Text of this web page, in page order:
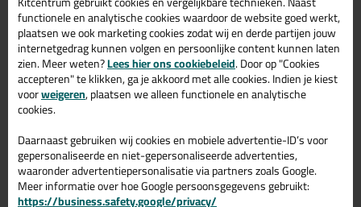
functionele en analytische cookies waardoor de website goed werkt,
plaatsen we ook marketing cookies zodat wij en derde partijen jouw
internetgedrag kunnen volgen en persoonlijke content kunnen laten
zien. Meer weten?Lees hier ons cookiebeleid. Door op "Cookies
accepteren" te klikken, ga je akkoord met alle cookies. Indien je kiest
voorweigeren, plaatsen we alleen functionele en analytische
cookies.
Daarnaast gebruiken wij cookies en mobiele advertentie-ID’s voor
gepersonaliseerde en niet-gepersonaliseerde advertenties,
waaronder advertentiepersonalisatie via partners zoals Google.
Meer informatie over hoe Google persoonsgegevens gebruikt:
https://business.safety.google/privacy/